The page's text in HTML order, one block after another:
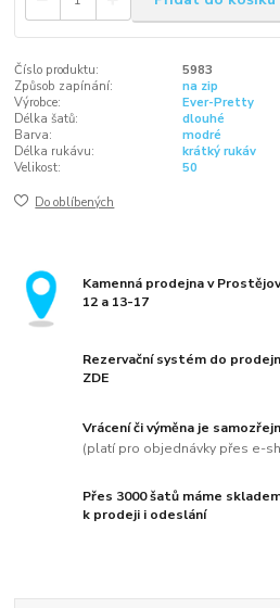
Číslo produktu:
5983
Způsob zapínání:
na zip
Výrobce:
Ever-Pretty
Délka šatů:
dlouhé
Barva:
modré
Délka rukávu:
krátký rukáv
Velikost:
50
Do oblíbených
Kamenná prodejna v
12 a 13-17
Rezervační systém do
ZDE
Vrácení či výměna je
(platí pro objednávky přes e-
Přes 3000 šatů máme
k prodeji i odeslání